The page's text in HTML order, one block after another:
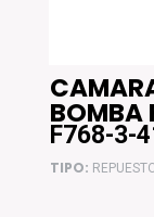
BOMBA
F768-3-
TIPO: